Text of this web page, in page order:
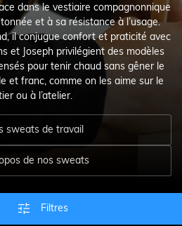
dans le vestiaire compagnonnique
et à sa résistance à l’usage.
il conjugue confort et praticité avec
et Joseph privilégient des modèles
pour tenir chaud sans gêner le
et franc, comme on les aime sur le
ou à l’atelier.
sweats de travail
de nos sweats
 Filtres